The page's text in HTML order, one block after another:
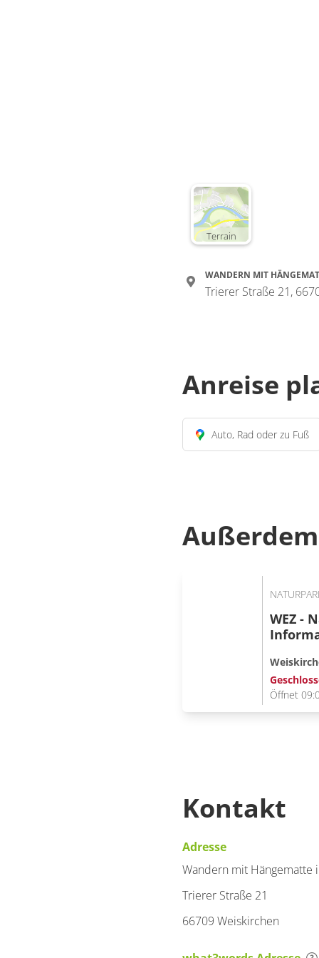
Terrain
WANDERN MIT
Trierer Straße 21,
Anreise
Auto, Rad oder zu Fuß
WEZ -
Öffnet
Kontakt
Adresse
Wandern mit Hängematte
Trierer Straße 21
66709 Weiskirchen